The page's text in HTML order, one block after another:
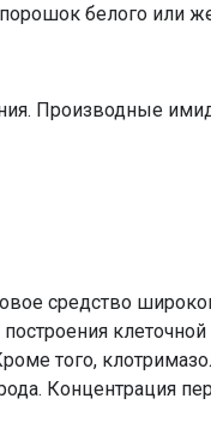
белого или
Производные
средство
того,
Концентрация